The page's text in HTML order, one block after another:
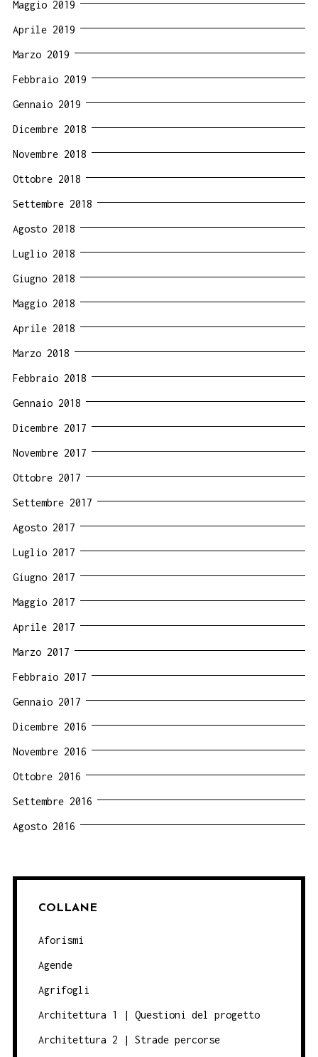
Maggio 2019
Aprile 2019
Marzo 2019
Febbraio 2019
Gennaio 2019
Dicembre 2018
Novembre 2018
Ottobre 2018
Settembre 2018
Agosto 2018
Luglio 2018
Giugno 2018
Maggio 2018
Aprile 2018
Marzo 2018
Febbraio 2018
Gennaio 2018
Dicembre 2017
Novembre 2017
Ottobre 2017
Settembre 2017
Agosto 2017
Luglio 2017
Giugno 2017
Maggio 2017
Aprile 2017
Marzo 2017
Febbraio 2017
Gennaio 2017
Dicembre 2016
Novembre 2016
Ottobre 2016
Settembre 2016
Agosto 2016
COLLANE
Aforismi
Agende
Agrifogli
Architettura 1 | Questioni del progetto
Architettura 2 | Strade percorse